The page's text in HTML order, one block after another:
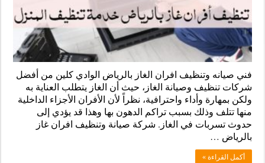
فني صيانه وتنظيف افران الغاز بالرياض الوادي كلين من أفضل
شركات تنظيف وصيانة الغاز، حيث أن الغاز يتطلب العناية به
ولكن بمهارة وأداء واحترافية، نظراً لأن الأفران الأجزاء الداخلية
منها تتلف وذلك بسبب تراكم الدهون بها وهذا قد يؤدي إلى
حدوث تسربات في الغاز. شركة صيانة وتنظيف افران غاز
بالرياض …
أكمل القراءة »